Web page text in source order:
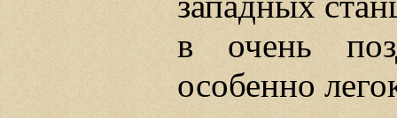
в очень
особенно